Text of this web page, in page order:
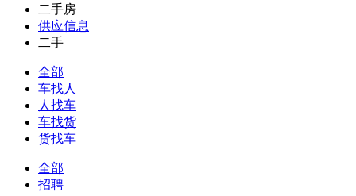
二手房
供应信息
二手
全部
车找人
人找车
车找货
货找车
全部
招聘